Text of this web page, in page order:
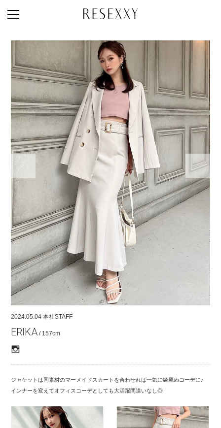
2024.05.04 本社STAFF
ERIKA / 157cm
ジャケットは同素材のマーメイドスカートを合わせれば一気に綺麗めコーデに♪
インナーを変えてオフィスコーデとしても大活躍間違いなし◎
MAGAZINE
LOOK BOOK
NEW ARRIVAL
RANKING
STYLE PHOTO
ACCOUNT
SHOP LIST
CONCEPT
ONLINE STORE
COMPANY
CONTACT
RECRUIT
FOR BUSINESS PARTNER